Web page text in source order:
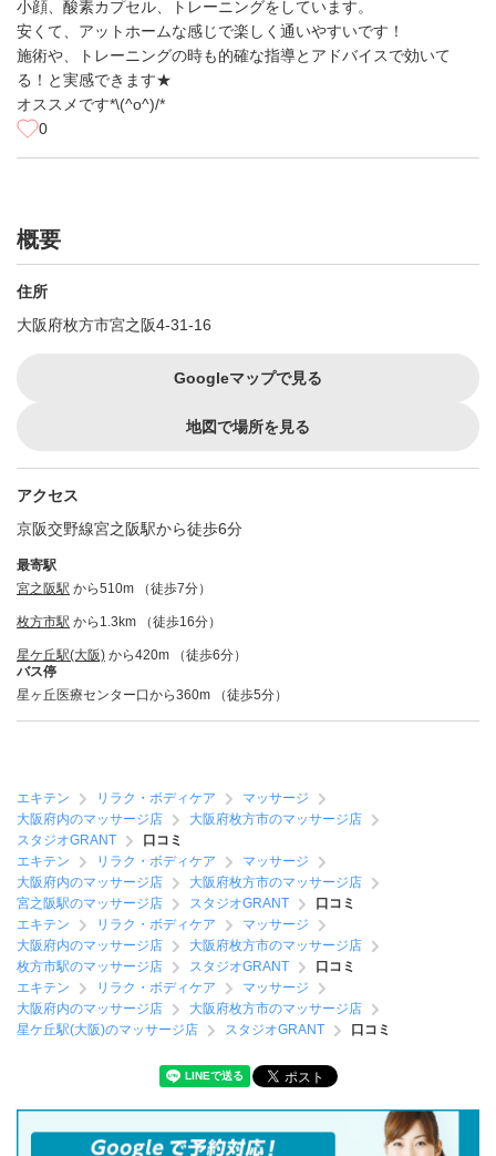
小顔、酸素カプセル、トレーニングをしています。
安くて、アットホームな感じで楽しく通いやすいです！
施術や、トレーニングの時も的確な指導とアドバイスで効いて
る！と実感できます★
オススメです*\(^o^)/*
0
概要
住所
大阪府枚方市宮之阪4-31-16
Googleマップで見る
地図で場所を見る
アクセス
京阪交野線宮之阪駅から徒歩6分
最寄駅
宮之阪駅 から510m （徒歩7分）
枚方市駅 から1.3km （徒歩16分）
星ケ丘駅(大阪) から420m （徒歩6分）
バス停
星ヶ丘医療センター口から360m （徒歩5分）
エキテン リラク・ボディケア
マッサージ
大阪府内のマッサージ店
大阪府枚方市のマッサージ店
スタジオGRANT
口コミ
エキテン
リラク・ボディケア
マッサージ
大阪府内のマッサージ店
大阪府枚方市のマッサージ店
宮之阪駅のマッサージ店
スタジオGRANT
口コミ
エキテン
リラク・ボディケア
マッサージ
大阪府内のマッサージ店
大阪府枚方市のマッサージ店
枚方市駅のマッサージ店
スタジオGRANT
口コミ
エキテン
リラク・ボディケア
マッサージ
大阪府内のマッサージ店
大阪府枚方市のマッサージ店
星ケ丘駅(大阪)のマッサージ店
スタジオGRANT 口コミ